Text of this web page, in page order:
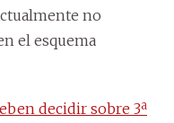
no
el esquema
decidir sobre 3ª